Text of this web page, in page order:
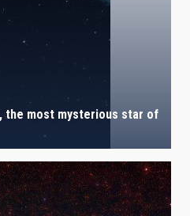
the most mysterious star of